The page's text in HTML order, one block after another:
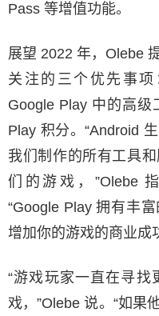
Pass 等增值功能。
展望 2022 年，Olebe
关注的三个优先事
Google Play 中的高
Play 积分。“Android
我们制作的所有工具
们的游戏，”Olebe
“Google Play 拥有丰
增加你的游戏的商业成
“游戏玩家一直在寻找
戏，”Olebe 说。“如果